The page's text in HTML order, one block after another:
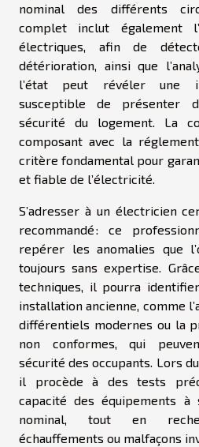
nominal des différents
complet inclut également
électriques, afin de
détérioration, ainsi que
l’état peut révéler une
susceptible de présenter
sécurité du logement. La
composant avec la
critère fondamental pour
et fiable de l’électricité.
S’adresser à un électricien
recommandé : ce
repérer les anomalies que
toujours sans expertise.
techniques, il pourra
installation ancienne, comme
différentiels modernes ou la
non conformes, qui
sécurité des occupants. Lors
il procède à des tests
capacité des équipements
nominal, tout en
échauffements ou malfaçons